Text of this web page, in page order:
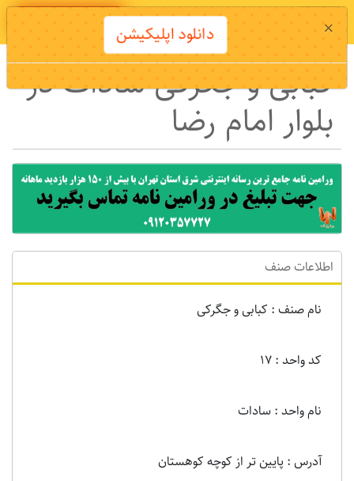
دانلود اپلیکیشن
کبابی و جگرکی سادات در
بلوار امام رضا
اطلاعات صنف
نام صنف : کبابی و جگرکی
کد واحد : 17
نام واحد : سادات
آدرس : پایین تر از کوچه کوهستان
× دانلود اپلیکیشن